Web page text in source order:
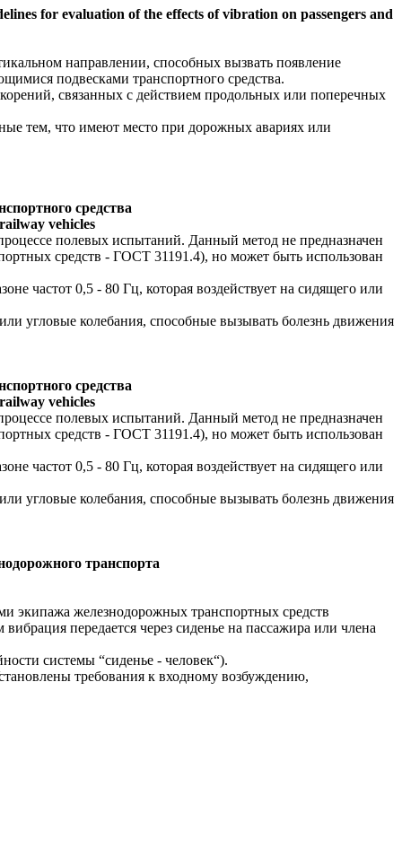
for evaluation of the effects of vibration on passengers and
направлении, способных вызвать появление
подвесками транспортного средства.
связанных с действием продольных или поперечных
тем, что имеют место при дорожных авариях или
средства
vehicles
полевых испытаний. Данный метод не предназначен
средств - ГОСТ 31191.4), но может быть использован
частот 0,5 - 80 Гц, которая воздействует на сидящего или
угловые колебания, способные вызывать болезнь движения
средства
vehicles
полевых испытаний. Данный метод не предназначен
средств - ГОСТ 31191.4), но может быть использован
частот 0,5 - 80 Гц, которая воздействует на сидящего или
угловые колебания, способные вызывать болезнь движения
транспорта
экипажа железнодорожных транспортных средств
передается через сиденье на пассажира или члена
системы “сиденье - человек“).
требования к входному возбуждению,